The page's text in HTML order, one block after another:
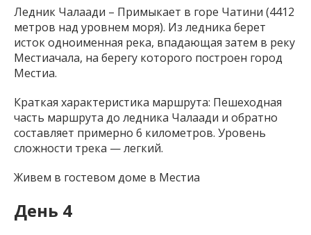
Ледник Чалаади – Примыкает в горе Чатини (4412
метров над уровнем моря). Из ледника берет
исток одноименная река, впадающая затем в реку
Местиачала, на берегу которого построен город
Местиа.
Краткая характеристика маршрута: Пешеходная
часть маршрута до ледника Чалаади и обратно
составляет примерно 6 километров. Уровень
сложности трека — легкий.
Живем в гостевом доме в Местиа
День 4